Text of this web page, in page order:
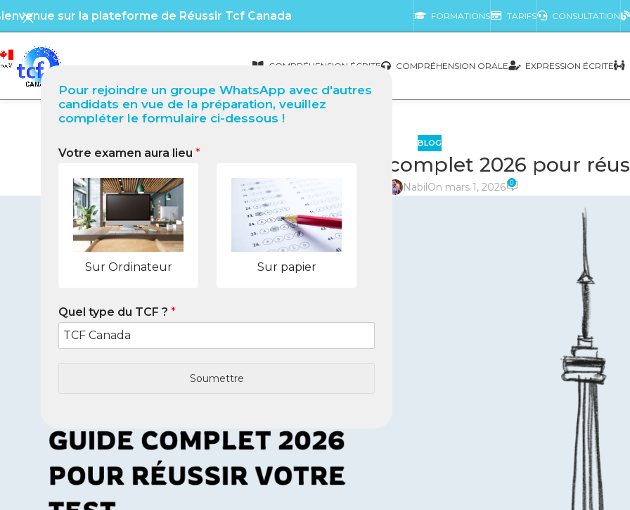
Pour rejoindre un groupe WhatsApp avec d'autres
candidats en vue de la préparation, veuillez
compléter le formulaire ci-dessous !
Votre examen aura lieu *
Sur Ordinateur Sur papier
Quel type du TCF ? *
Soumettre
sur la plateforme de Réussir Tcf Canada FORMATIONS TARIFS CONSULTATION
COMPRÉHENSION ÉCRITE COMPRÉHENSION ORALE EXPRESSION ÉCRITE
BLOG
TCF Québec à Mango Guide complet 2026 pour
NabilOn mars 1, 2026 0